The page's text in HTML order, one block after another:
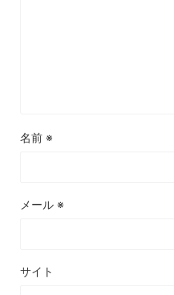
名前 ※
メール ※
サイト